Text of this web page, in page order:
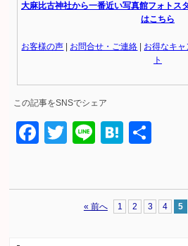
大麻比古神社から一番近い写真館フォトス
はこちら
お客様の声 お問合せ・ご連絡 お得なキ
ト
この記事をSNSでシェア
Facebook
Twitter
LineHatena
« 前へ 1 2 3 4 5